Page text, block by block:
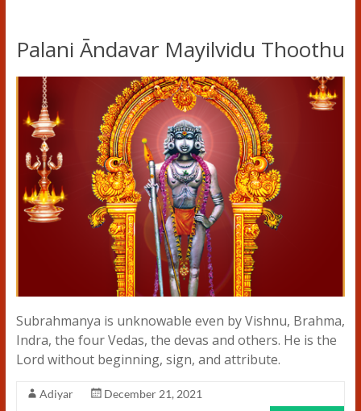
Palani Āndavar Mayilvidu Thoothu
Subrahmanya is unknowable even by Vishnu, Brahma,
Indra, the four Vedas, the devas and others. He is the
Lord without beginning, sign, and attribute.
Adiyar
December 21, 2021